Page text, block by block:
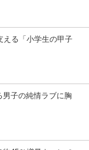
える「小学生の甲子
子の純情ラブに胸